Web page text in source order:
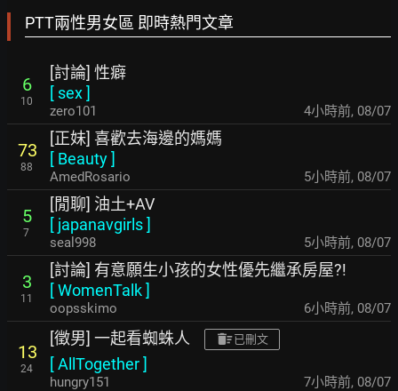
PTT兩性男女區 即時熱門文章
6
10
[討論] 性癖
[ sex]
zero101 4小時前, 08/07
73
88
[正妹] 喜歡去海邊的媽媽
[ Beauty]
AmedRosario 5小時前, 08/07
5
7
[閒聊] 油土+AV
[ japanavgirls]
seal998 5小時前, 08/07
3
11
[討論] 有意願生小孩的女性優先繼承房屋?!
[WomenTalk]
oopsskimo 6小時前, 08/07
13
24
[徵男] 一起看蜘蛛人 已刪文
[AllTogether]
hungry151 7小時前, 08/07